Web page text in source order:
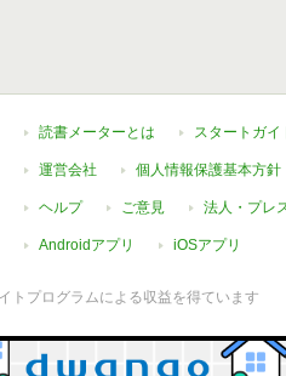
読書メーターとは スタートガイ
運営会社 個人情報保護基本方針
ヘルプ ご意見 法人・プレ
Androidアプリ iOSアプリ
トプログラムによる収益を得ています